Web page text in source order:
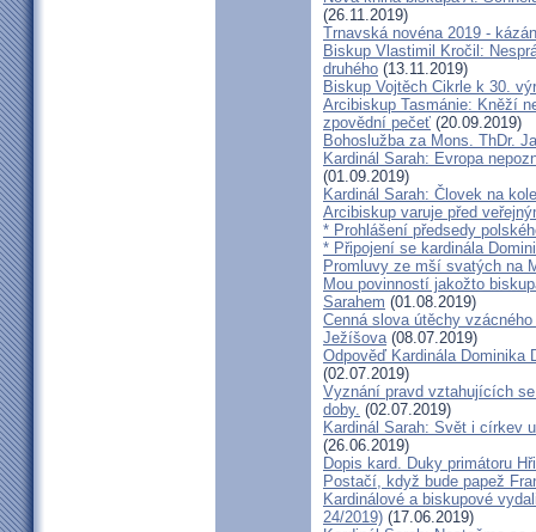
(26.11.2019)
Trnavská novéna 2019 -
Biskup Vlastimil Kročil:
druhého (13.11.2019)
Biskup Vojtěch Cikrle k 30.
Arcibiskup Tasmánie: Kněží
zpovědní pečeť (20.09.2019)
Bohoslužba za Mons. ThDr.
Kardinál Sarah: Evropa
(01.09.2019)
Kardinál Sarah: Človek na
Arcibiskup varuje před
* Prohlášení předsedy
* Připojení se kardinála
Promluvy ze mší svatých na
Mou povinností jakožto
Sarahem (01.08.2019)
Cenná slova útěchy
Ježíšova(08.07.2019)
Odpověď Kardinála Dominika
(02.07.2019)
Vyznání pravd vztahujících
doby. (02.07.2019)
Kardinál Sarah: Svět i církev
(26.06.2019)
Dopis kard. Duky primátoru
Postačí, když bude papež
Kardinálové a biskupové
24/2019) (17.06.2019)